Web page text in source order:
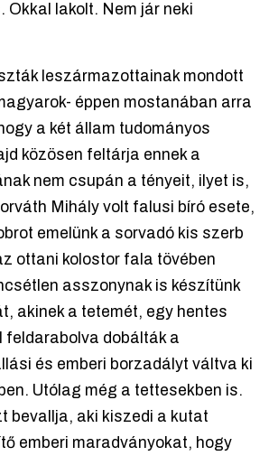
Okkal lakolt. Nem jár neki
leszármazottainak mondott
éppen mostanában arra
a két állam tudományos
közösen feltárja ennek a
nem csupán a tényeit, ilyet is,
Mihály volt falusi bíró esete,
emelünk a sorvadó kis szerb
ottani kolostor fala tövében
asszonynak is készítünk
akinek a tetemét, egy hentes
feldarabolva dobálták a
és emberi borzadályt váltva ki
Utólag még a tettesekben is.
bevallja, aki kiszedi a kutat
emberi maradványokat, hogy